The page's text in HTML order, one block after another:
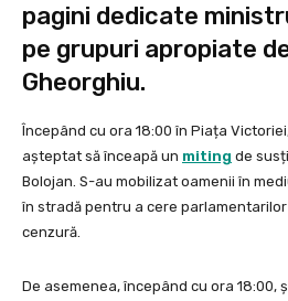
pagini dedicate
pe grupuri apropiate
Gheorghiu.
Începând cu ora 18:00 în Piața
așteptat să înceapă un miting de
Bolojan. S-au mobilizat oamenii în
în stradă pentru a cere
cenzură.
De asemenea, începând cu ora 18:00,